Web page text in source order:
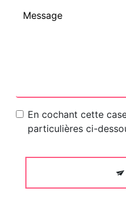
En cochant cette
particulières ci-